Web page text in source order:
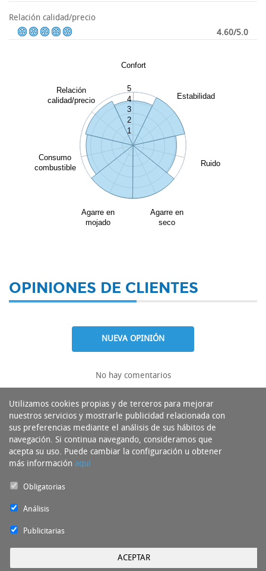
Relación calidad/precio
4.60/5.0
Confort
Estabilidad
Ruido
Agarre en
seco
Agarre en
mojado
Consumo
combustible
Relación
calidad/precio
1
2
3
4
5
OPINIONES DE CLIENTES
NUEVA OPINIÓN
No hay comentarios
Utilizamos cookies propias y de terceros para mejorar
nuestros servicios y mostrarle publicidad relacionada con
sus preferencias mediante el análisis de sus hábitos de
navegación. Si continua navegando, consideramos que
acepta su uso. Puede cambiar la configuración u obtener
más información aquí
Obligatorias
Análisis
Publicitarias
ACEPTAR